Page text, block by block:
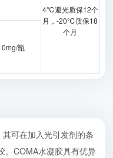
4℃避光质保12个
月，-20℃质保18
个月
瓶
可在加入光引发剂的条
。COMA水凝胶具有优异